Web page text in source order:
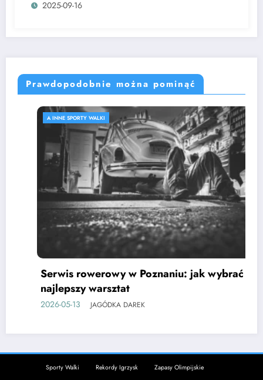
2025-09-16
Prawdopodobnie można pominąć
A INNE SPORTY WALKI
Serwis rowerowy w Poznaniu: jak wybrać
najlepszy warsztat
2026-05-13 JAGÓDKA DAREK
Sporty Walki Rekordy Igrzysk Zapasy Olimpijskie